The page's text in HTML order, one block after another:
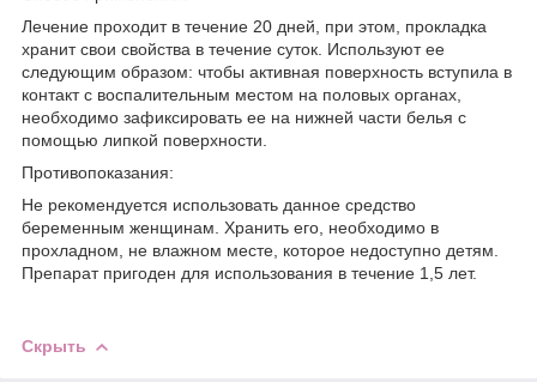
Лечение проходит в течение 20 дней, при этом, прокладка
хранит свои свойства в течение суток. Используют ее
следующим образом: чтобы активная поверхность вступила в
контакт с воспалительным местом на половых органах,
необходимо зафиксировать ее на нижней части белья с
помощью липкой поверхности.
Противопоказания:
Не рекомендуется использовать данное средство
беременным женщинам. Хранить его, необходимо в
прохладном, не влажном месте, которое недоступно детям.
Препарат пригоден для использования в течение 1,5 лет.
Скрыть